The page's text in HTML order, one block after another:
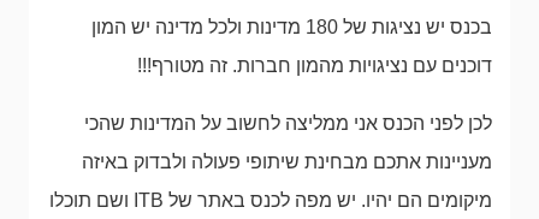
בכנס יש נציגות של 180 מדינות ולכל מדינה יש המון
דוכנים עם נציגויות מהמון חברות. זה מטורף!!!
לכן לפני הכנס אני ממליצה לחשוב על המדינות שהכי
מעניינות אתכם מבחינת שיתופי פעולה ולבדוק באיזה
מיקומים הם יהיו. יש מפה לכנס באתר של ITB ושם תוכלו